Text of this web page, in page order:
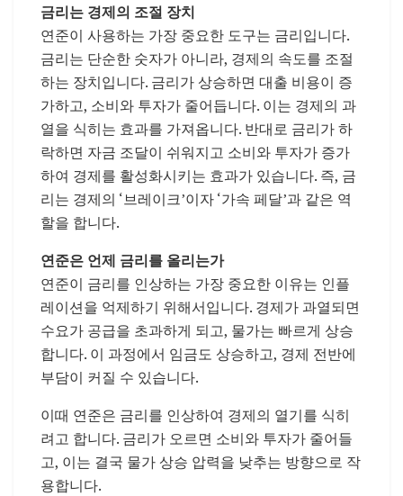
금리는 경제의 조절 장치
연준이 사용하는 가장 중요한 도구는 금리입니다.
금리는 단순한 숫자가 아니라, 경제의 속도를 조절
하는 장치입니다. 금리가 상승하면 대출 비용이 증
가하고, 소비와 투자가 줄어듭니다. 이는 경제의 과
열을 식히는 효과를 가져옵니다. 반대로 금리가 하
락하면 자금 조달이 쉬워지고 소비와 투자가 증가
하여 경제를 활성화시키는 효과가 있습니다. 즉, 금
리는 경제의 ‘브레이크’이자 ‘가속 페달’과 같은 역
할을 합니다.
연준은 언제 금리를 올리는가
연준이 금리를 인상하는 가장 중요한 이유는 인플
레이션을 억제하기 위해서입니다. 경제가 과열되면
수요가 공급을 초과하게 되고, 물가는 빠르게 상승
합니다. 이 과정에서 임금도 상승하고, 경제 전반에
부담이 커질 수 있습니다.
이때 연준은 금리를 인상하여 경제의 열기를 식히
려고 합니다. 금리가 오르면 소비와 투자가 줄어들
고, 이는 결국 물가 상승 압력을 낮추는 방향으로 작
용합니다.